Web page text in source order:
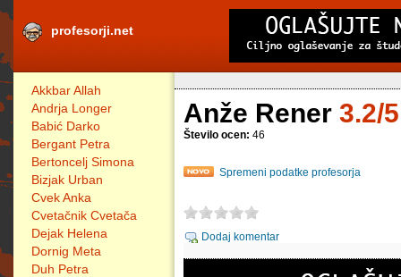
profesorji.net
Akkbar Allah
Andrja Longer
Babić Darko
Bergant Petra
Bertoncelj Simona
Bizjak Urban
Cvek Anka
Cvetačnik Cvetača
Dejak Helena
Dornig Meta
Duh Petra
Anže Rener 3.2/5
Število ocen: 46
Spremeni podatke profesorja
Dodaj komentar